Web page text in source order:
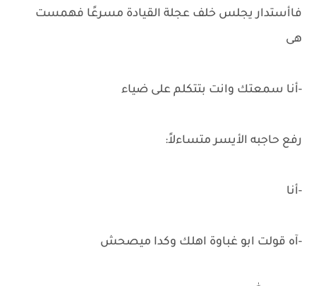
فاأستدار يجلس خلف عجلة القيادة مسرعًا فهمست
هى
-أنا سمعتك وانت بتتكلم على ضياء
رفع حاجبه الأيسر متساءلاً:
-أنا
-آه قولت ابو غباوة اهلك وكدا ميصحش